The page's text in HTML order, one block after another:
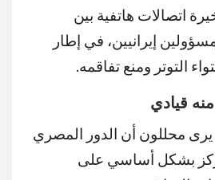
اتصالات هاتفية بين
إيرانيين، في إطار
التوتر ومنع تفاقمه.
قيادي
محللون أن الدور المصري
بشكل أساسي على